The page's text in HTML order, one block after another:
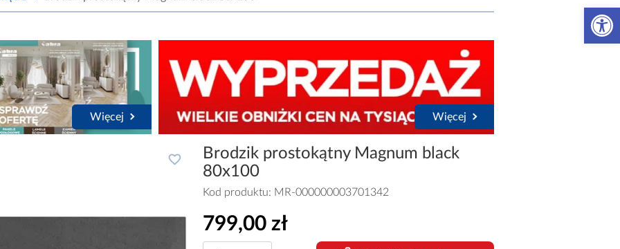
Otwórz
Więcej Więcej
Brodzik prostokątny Magnum black
80x100
Kod produktu: MR-000000003701342
799,00 zł